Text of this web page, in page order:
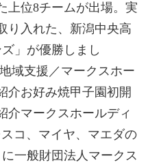
上位8チームが出場。実
り入れた、新潟中央高
」が優勝しまし
援／マークスホー
介お好み焼甲子園初開
介マークスホールディ
コ、マイヤ、マエダの
一般財団法人マークス